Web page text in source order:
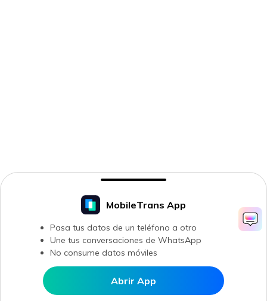
Abrir en MobileTrans
MobileTrans App
Pasa tus datos de un teléfono a otro
Une tus conversaciones de WhatsApp
No consume datos móviles
Abrir App